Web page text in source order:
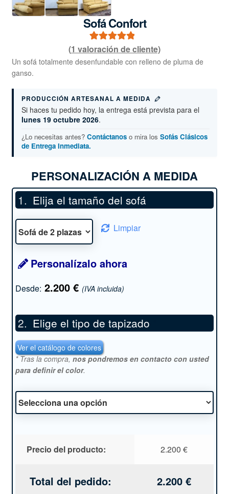
Sofá Confort
Valorado con
5.00de 5 en
1
un cliente
(1 valoración de cliente)
Un sofá totalmente desenfundable con relleno de pluma de
ganso.
PRODUCCIÓN ARTESANAL A MEDIDA
Si haces tu pedido hoy, la entrega está prevista para el
lunes 19 octubre 2026.
¿Lo necesitas antes? Contáctanoso mira los Sofás Clásicos
de Entrega Inmediata.
PERSONALIZACIÓN A MEDIDA
Elija el tamaño del sofá
Limpiar
Personalízalo ahora
Desde: 2.200 € (IVA incluida)
Elige el tipo de tapizado
Ver el catálogo de colores
* Tras la compra,nos pondremos en contacto con usted
para definir el color.
Precio del producto: 2.200 €
Total del pedido: 2.200 €